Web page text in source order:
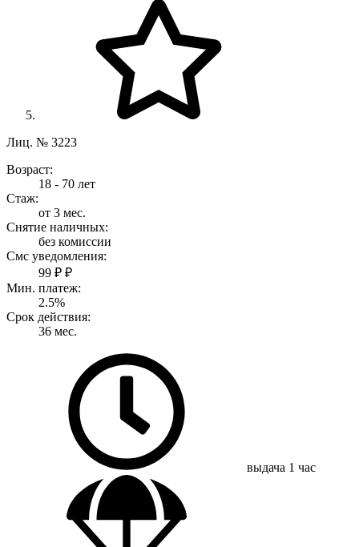
Лиц. № 3223
Возраст:
18 - 70 лет
Стаж:
от 3 мес.
Снятие наличных:
без комиссии
Смс уведомления:
99 ₽ ₽
Мин. платеж:
2.5%
Срок действия:
36 мес.
выдача 1 час